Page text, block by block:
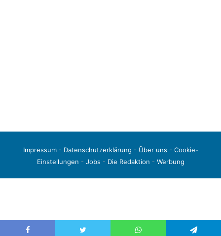
Impressum- Datenschutzerklärung - Über uns - Cookie-
Einstellungen - Jobs - Die Redaktion - Werbung